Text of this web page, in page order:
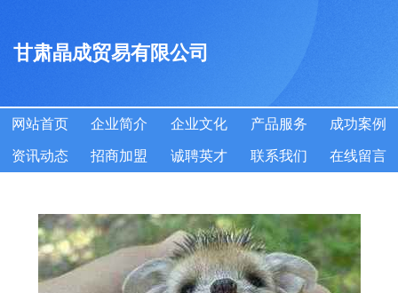
甘肃晶成贸易有限公司
网站首页 企业简介 企业文化 产品服务 成功案例
资讯动态 招商加盟 诚聘英才 联系我们 在线留言